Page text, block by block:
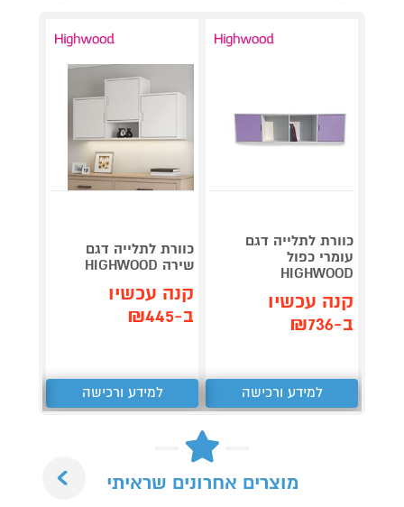
כוורת לתלייה דגם
עומרי כפול
HIGHWOOD
קנה עכשיו
ב-₪736
למידע ורכישה
כוורת לתלייה דגם
שירה HIGHWOOD
קנה עכשיו
ב-₪445
למידע ורכישה
מוצרים אחרונים שראיתי